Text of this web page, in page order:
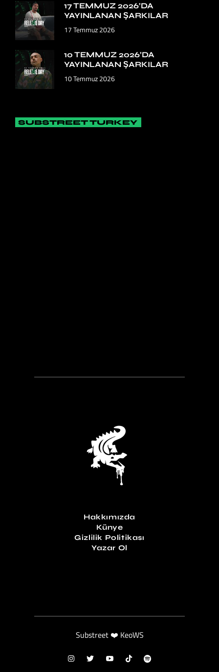
17 TEMMUZ 2026’DA
YAYINLANAN ŞARKILAR
17 Temmuz 2026
10 TEMMUZ 2026’DA
YAYINLANAN ŞARKILAR
10 Temmuz 2026
SUBSTREET TURKEY
Hakkımızda
Künye
Gizlilik Politikası
Yazar Ol
Substreet ❤️ KeoWS